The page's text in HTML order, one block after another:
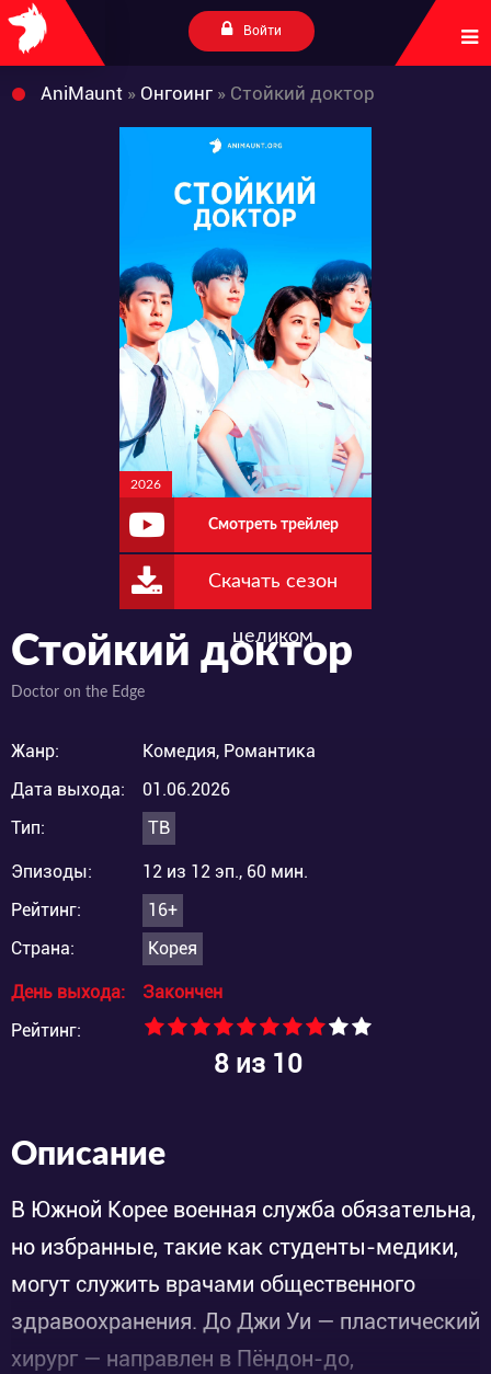
Войти
AniMaunt » Онгоинг » Стойкий доктор
2026
Смотреть трейлер
Скачать сезон
целиком
Стойкий доктор
Doctor on the Edge
Жанр:
Комедия, Романтика
Дата выхода:
01.06.2026
Тип:
ТВ
Эпизоды:
12 из 12 эп., 60 мин.
Рейтинг:
16+
Страна:
Корея
День выхода:
Закончен
Рейтинг:
8из 10
Описание
В Южной Корее военная служба обязательна,
но избранные, такие как студенты-медики,
могут служить врачами общественного
здравоохранения. До Джи Уи — пластический
хирург — направлен в Пёндон-до,